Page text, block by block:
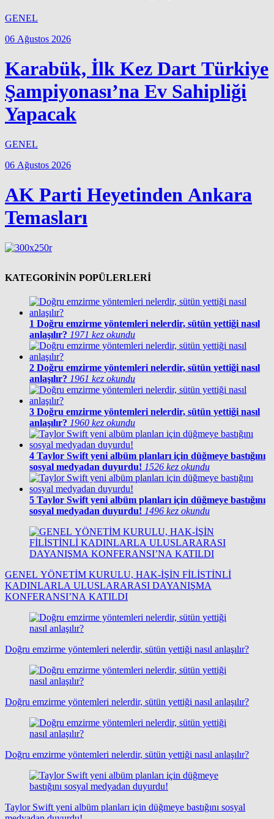
GENEL
06 Ağustos 2026
Karabük, İlk Kez Dart Türkiye
Şampiyonası’na Ev Sahipliği
Yapacak
GENEL
06 Ağustos 2026
AK Parti Heyetinden Ankara
Temasları
KATEGORİNİN POPÜLERLERİ
1 Doğru emzirme yöntemleri nelerdir, sütün yettiği nasıl
anlaşılır? 1971 kez okundu
2 Doğru emzirme yöntemleri nelerdir, sütün yettiği nasıl
anlaşılır? 1961 kez okundu
3 Doğru emzirme yöntemleri nelerdir, sütün yettiği nasıl
anlaşılır? 1960 kez okundu
4 Taylor Swift yeni albüm planları için düğmeye bastığını
sosyal medyadan duyurdu! 1526 kez okundu
5 Taylor Swift yeni albüm planları için düğmeye bastığını
sosyal medyadan duyurdu! 1496 kez okundu
GENEL YÖNETİM KURULU, HAK-İŞİN FİLİSTİNLİ
KADINLARLA ULUSLARARASI DAYANIŞMA
KONFERANSI’NA KATILDI
Doğru emzirme yöntemleri nelerdir, sütün yettiği nasıl anlaşılır?
Doğru emzirme yöntemleri nelerdir, sütün yettiği nasıl anlaşılır?
Doğru emzirme yöntemleri nelerdir, sütün yettiği nasıl anlaşılır?
Taylor Swift yeni albüm planları için düğmeye bastığını sosyal